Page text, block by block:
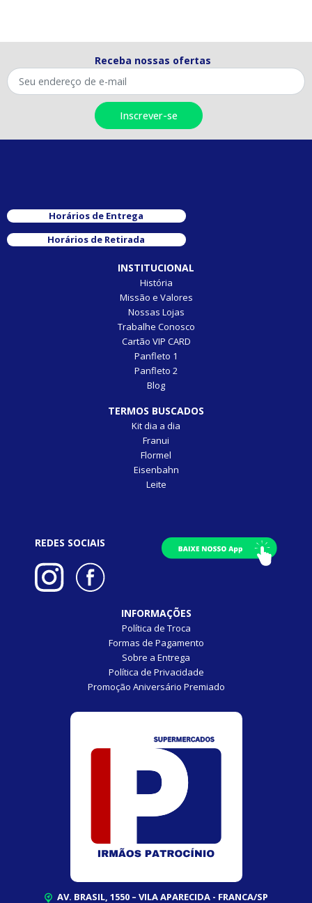
Receba nossas ofertas
Horários de Entrega
Horários de Retirada
INSTITUCIONAL
História
Missão e Valores
Nossas Lojas
Trabalhe Conosco
Cartão VIP CARD
Panfleto 1
Panfleto 2
Blog
TERMOS BUSCADOS
Kit dia a dia
Franui
Flormel
Eisenbahn
Leite
REDES SOCIAIS
INFORMAÇÕES
Política de Troca
Formas de Pagamento
Sobre a Entrega
Política de Privacidade
Promoção Aniversário Premiado
AV. BRASIL, 1550 – VILA APARECIDA - FRANCA/SP